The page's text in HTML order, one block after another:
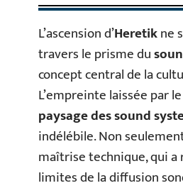
L’ascension d’Heretikne
travers le prisme du
concept central de la
L’empreinte laissée par
paysage des sound
indélébile. Non
maîtrise technique, qui a
limites de la diffusion